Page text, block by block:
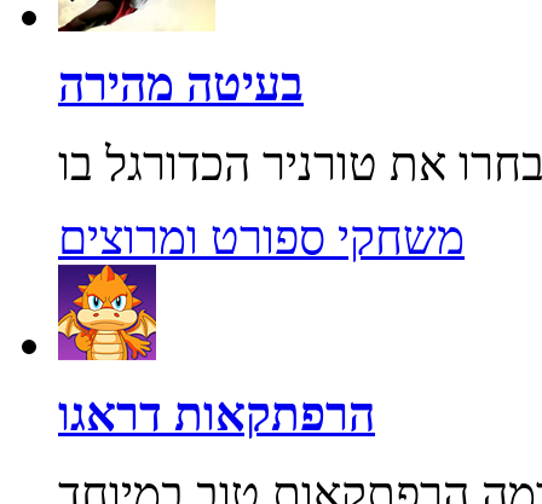
בעיטה מהירה
משחקי ספורט ומרוצים
הרפתקאות דראגו